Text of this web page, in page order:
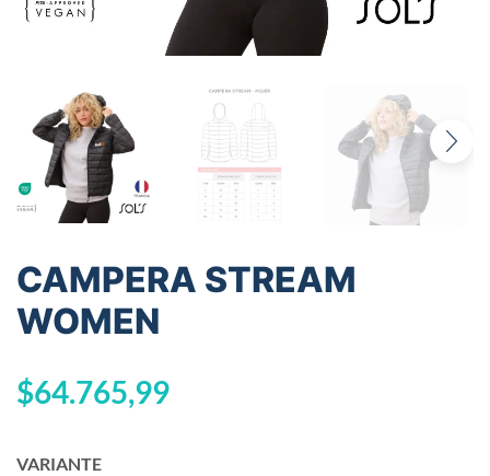
CAMPERA STREAM
WOMEN
$64.765,99
VARIANTE